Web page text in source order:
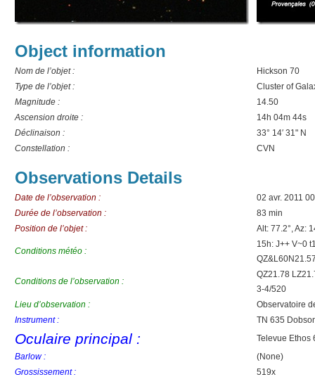
Object information
Nom de l’objet :
Hickson 70
Type de l’objet :
Cluster of
Magnitude :
14.50
Ascension droite :
14h 04m 44s
Déclinaison :
33° 14′ 31" N
Constellation :
CVN
Observations Details
Date de l’observation :
02 avr. 2011
Durée de l’observation :
83 min
Position de l’objet :
Alt: 77.2°, Az:
Conditions météo :
15h: J++ V~0
Conditions de l’observation :
QZ21.78
3-4/520
Lieu d’observation :
Observatoire
Instrument :
TN 635
Oculaire principal :
Televue Ethos
Barlow :
(None)
Grossissement :
519x